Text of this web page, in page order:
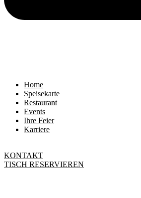
Home
Speisekarte
Restaurant
Events
Ihre Feier
Karriere
KONTAKT
TISCH RESERVIEREN